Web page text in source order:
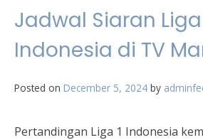
Jadwal Siaran Liga
Indonesia di TV
Posted on December 5, 2024 by
Pertandingan Liga 1 Indonesia